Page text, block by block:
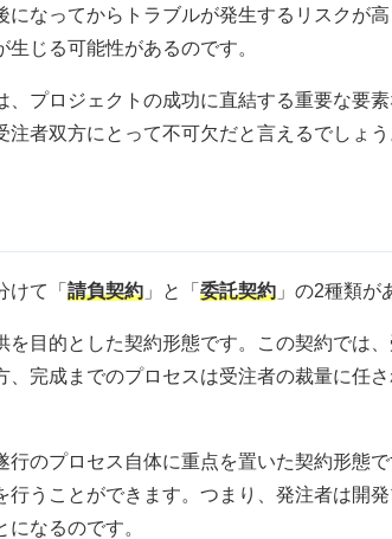
になってからトラブルが発生するリスクが
じる可能性があるのです。
、プロジェクトの成功に直結する重要な要
者双方にとって不可欠だと言えるでしょう
けて「 請負契約 」と「 委託契約 」の2種類が
を目的とした契約形態です。この契約では
、完成までのプロセスは受注者の裁量に任
行のプロセス自体に重点を置いた契約形態
行うことができます。つまり、発注者は開
なるのです。